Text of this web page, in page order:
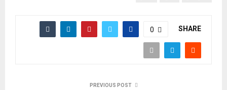
SHARE
0
PREVIOUS POST